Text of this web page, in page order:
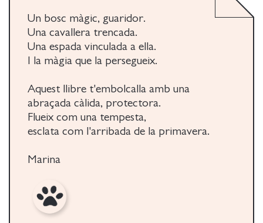
Un bosc màgic, guaridor.
Una cavallera trencada.
Una espada vinculada a ella.
I la màgia que la persegueix.
Aquest llibre t'embolcalla amb una
abraçada càlida, protectora.
Flueix com una tempesta,
esclata com l'arribada de la primavera.
Marina